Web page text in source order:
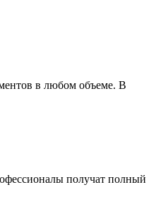
в любом объеме. В
получат полный